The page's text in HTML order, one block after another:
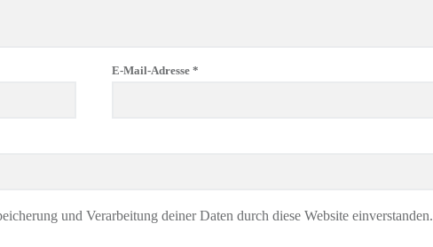
E-Mail-Adresse*
und Verarbeitung deiner Daten durch diese Website einverstanden.